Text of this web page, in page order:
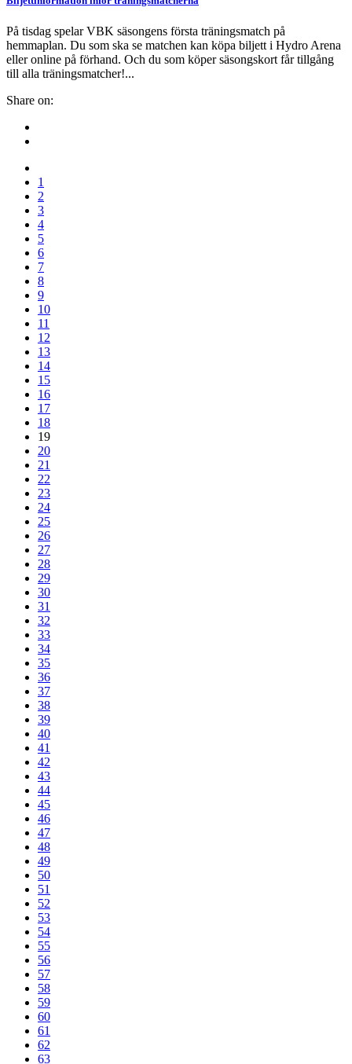
På tisdag spelar VBK säsongens första träningsmatch på
hemmaplan. Du som ska se matchen kan köpa biljett i Hydro Arena
eller online på förhand. Och du som köper säsongskort får tillgång
till alla träningsmatcher!...
Share on:
1
2
3
4
5
6
7
8
9
10
11
12
13
14
15
16
17
18
19
20
21
22
23
24
25
26
27
28
29
30
31
32
33
34
35
36
37
38
39
40
41
42
43
44
45
46
47
48
49
50
51
52
53
54
55
56
57
58
59
60
61
62
63